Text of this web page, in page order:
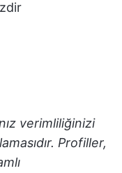
verimliliğinizi
Profiller,